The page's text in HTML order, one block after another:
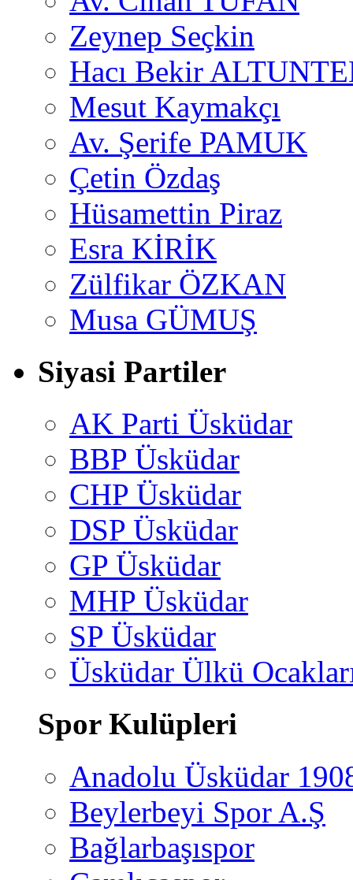
Zeynep Seçkin
Hacı Bekir
Mesut Kaymakçı
Av. Şerife PAMUK
Çetin Özdaş
Hüsamettin Piraz
Esra KİRİK
Zülfikar ÖZKAN
Musa GÜMUŞ
Siyasi Partiler
AK Parti Üsküdar
BBP Üsküdar
CHP Üsküdar
DSP Üsküdar
GP Üsküdar
MHP Üsküdar
SP Üsküdar
Üsküdar Ülkü
Spor Kulüpleri
Anadolu Üsküdar
Beylerbeyi Spor A.Ş
Bağlarbaşıspor